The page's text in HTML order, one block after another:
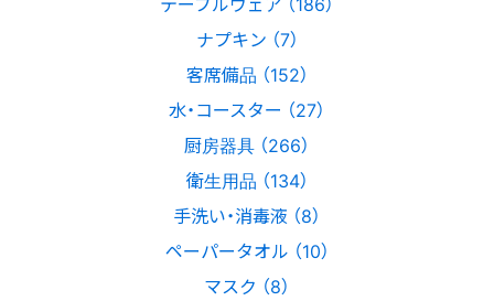
ナプキン （7）
客席備品 （152）
水・コースター （27）
厨房器具 （266）
衛生用品 （134）
手洗い・消毒液 （8）
ペーパータオル （10）
マスク （8）